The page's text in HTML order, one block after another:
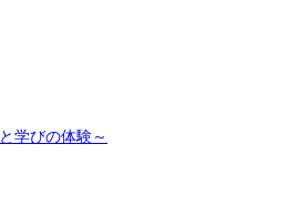
学びの体験～